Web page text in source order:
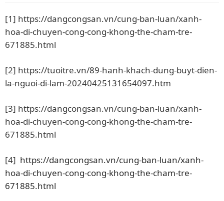
[1] https://dangcongsan.vn/cung-ban-luan/xanh-
hoa-di-chuyen-cong-cong-khong-the-cham-tre-
671885.html
[2] https://tuoitre.vn/89-hanh-khach-dung-buyt-dien-
la-nguoi-di-lam-20240425131654097.htm
[3] https://dangcongsan.vn/cung-ban-luan/xanh-
hoa-di-chuyen-cong-cong-khong-the-cham-tre-
671885.html
[4] https://dangcongsan.vn/cung-ban-luan/xanh-
hoa-di-chuyen-cong-cong-khong-the-cham-tre-
671885.html